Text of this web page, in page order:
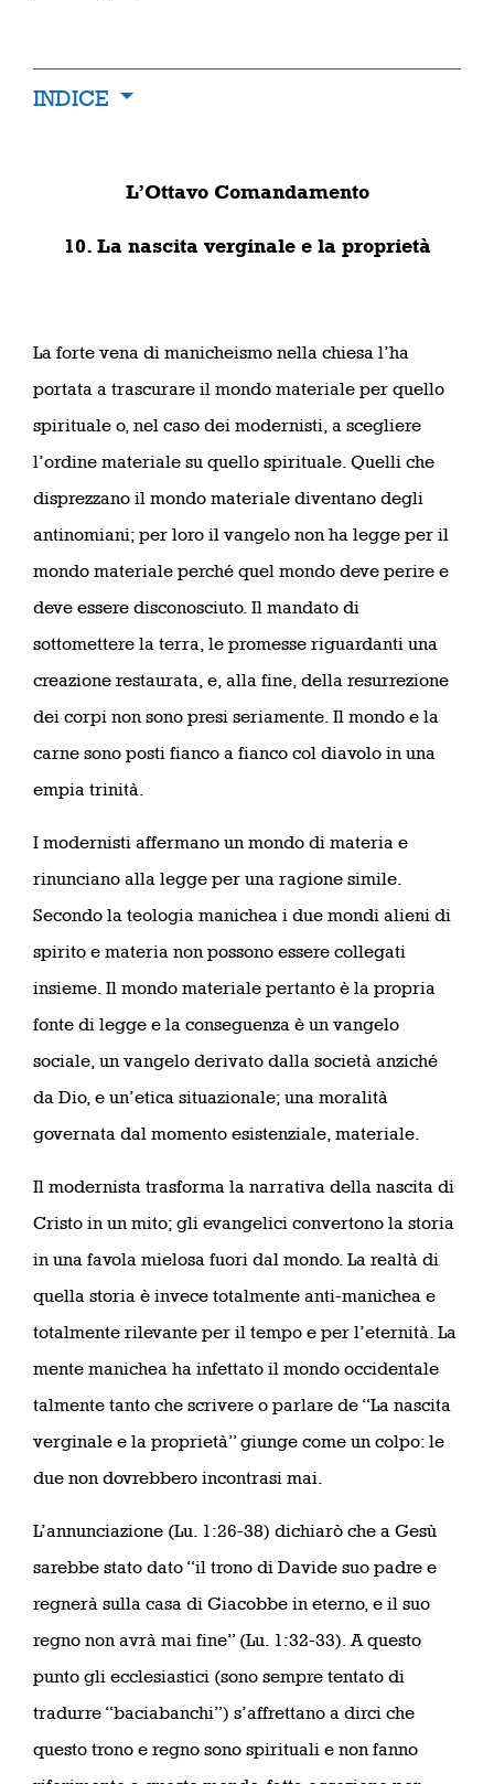
INDICE
L’Ottavo Comandamento
10. La nascita verginale e la proprietà
La forte vena di manicheismo nella chiesa l’ha
portata a trascurare il mondo materiale per quello
spirituale o, nel caso dei modernisti, a scegliere
l’ordine materiale su quello spirituale. Quelli che
disprezzano il mondo materiale diventano degli
antinomiani; per loro il vangelo non ha legge per il
mondo materiale perché quel mondo deve perire e
deve essere disconosciuto. Il mandato di
sottomettere la terra, le promesse riguardanti una
creazione restaurata, e, alla fine, della resurrezione
dei corpi non sono presi seriamente. Il mondo e la
carne sono posti fianco a fianco col diavolo in una
empia trinità.
I modernisti affermano un mondo di materia e
rinunciano alla legge per una ragione simile.
Secondo la teologia manichea i due mondi alieni di
spirito e materia non possono essere collegati
insieme. Il mondo materiale pertanto è la propria
fonte di legge e la conseguenza è un vangelo
sociale, un vangelo derivato dalla società anziché
da Dio, e un’etica situazionale; una moralità
governata dal momento esistenziale, materiale.
Il modernista trasforma la narrativa della nascita di
Cristo in un mito; gli evangelici convertono la storia
in una favola mielosa fuori dal mondo. La realtà di
quella storia è invece totalmente anti-manichea e
totalmente rilevante per il tempo e per l’eternità. La
mente manichea ha infettato il mondo occidentale
talmente tanto che scrivere o parlare de “La nascita
verginale e la proprietà” giunge come un colpo: le
due non dovrebbero incontrasi mai.
L’annunciazione (Lu. 1:26-38) dichiarò che a Gesù
sarebbe stato dato “il trono di Davide suo padre e
regnerà sulla casa di Giacobbe in eterno, e il suo
regno non avrà mai fine” (Lu. 1:32-33). A questo
punto gli ecclesiastici (sono sempre tentato di
tradurre “baciabanchi”) s’affrettano a dirci che
questo trono e regno sono spirituali e non fanno